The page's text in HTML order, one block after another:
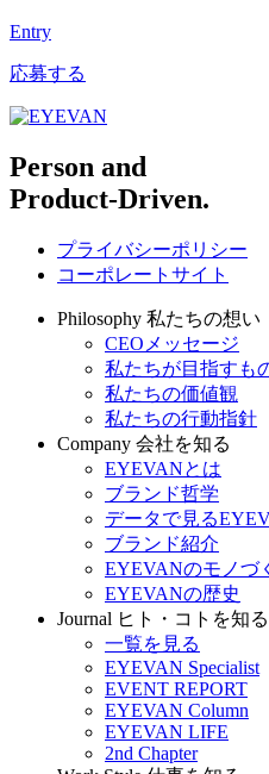
Entry
応募する
Person and
Product-Driven.
プライバシーポリシー
コーポレートサイト
Philosophy 私たちの想い
CEOメッセージ
私たちが目指すも
私たちの価値観
私たちの行動指針
Company 会社を知る
EYEVANとは
ブランド哲学
データで見る
ブランド紹介
EYEVANのモノづ
EYEVANの歴史
Journal ヒト・コトを知る
一覧を見る
EYEVAN Specialist
EVENT REPORT
EYEVAN Column
EYEVAN LIFE
2nd Chapter